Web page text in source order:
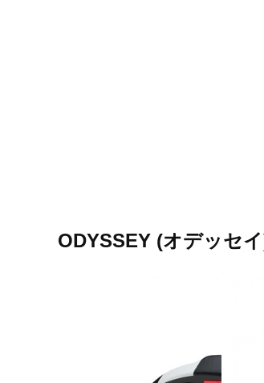
ODYSSEY (オデッセ